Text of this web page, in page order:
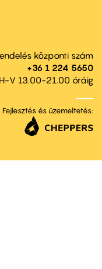
központi szám
+36 1 224 5650
H-V 13.00-21.00 óráig
Fejlesztés és üzemeltetés: